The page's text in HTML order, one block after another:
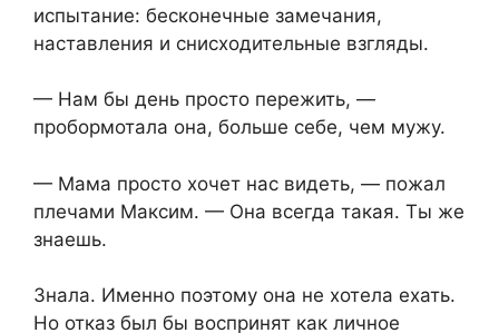
испытание: бесконечные замечания,
наставления и снисходительные взгляды.
— Нам бы день просто пережить, —
пробормотала она, больше себе, чем мужу.
— Мама просто хочет нас видеть, — пожал
плечами Максим. — Она всегда такая. Ты же
знаешь.
Знала. Именно поэтому она не хотела ехать.
Но отказ был бы воспринят как личное